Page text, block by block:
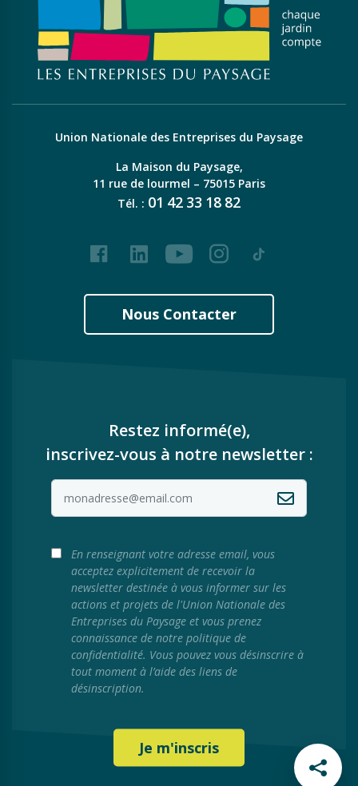
Union Nationale des Entreprises du Paysage
La Maison du Paysage,
11 rue de lourmel – 75015 Paris
Tél. : 01 42 33 18 82
FacebookLinkedInYoutubeInstagram
Tiktok
Nous Contacter
Restez informé(e),
inscrivez-vous à notre newsletter :
En renseignant votre adresse email, vous
acceptez explicitement de recevoir la
newsletter destinée à vous informer sur les
actions et projets de l'Union Nationale des
Entreprises du Paysage et vous prenez
connaissance de notre politique de
confidentialité. Vous pouvez vous désinscrire à
tout moment à l’aide des liens de
désinscription.